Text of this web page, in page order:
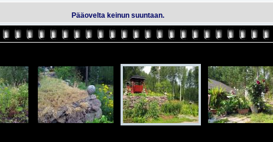
Pääovelta keinun suuntaan.